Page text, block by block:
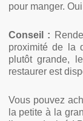
pour manger.
Conseil :
proximité de la
plutôt grande,
restaurer est
Vous pouvez
la petite à la